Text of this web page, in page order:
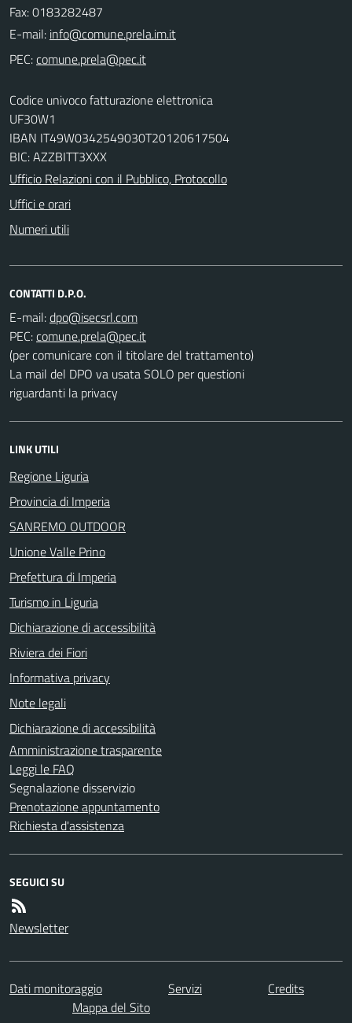
Fax: 0183282487
E-mail:
PEC:
Codice univoco fatturazione elettronica
UF30W1
IBAN IT49W0342549030T20120617504
BIC: AZZBITT3XXX
Ufficio Relazioni con il Pubblico, Protocollo
Uffici e orari
Numeri utili
CONTATTI D.P.O.
E-mail:
PEC:
(per comunicare con il titolare del trattamento)
La mail del DPO va usata SOLO per questioni
riguardanti la privacy
LINK UTILI
Regione Liguria
Provincia di Imperia
SANREMO OUTDOOR
Unione Valle Prino
Prefettura di Imperia
Turismo in Liguria
Dichiarazione di accessibilità
Riviera dei Fiori
Informativa privacy
Note legali
Dichiarazione di accessibilità
Amministrazione trasparente
Leggi le FAQ
Segnalazione disservizio
Prenotazione appuntamento
Richiesta d'assistenza
SEGUICI SU
Newsletter
Dati monitoraggio Servizi
Credits
Mappa del Sito